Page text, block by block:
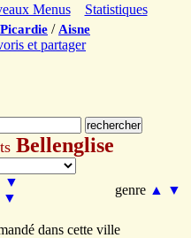
Menus
Statistiques
Picardie / Aisne
Bellenglise
▼
▼
genre ▲ ▼
dans cette ville